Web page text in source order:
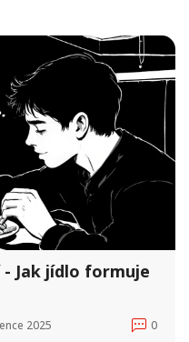
- Jak jídlo formuje
2025 0